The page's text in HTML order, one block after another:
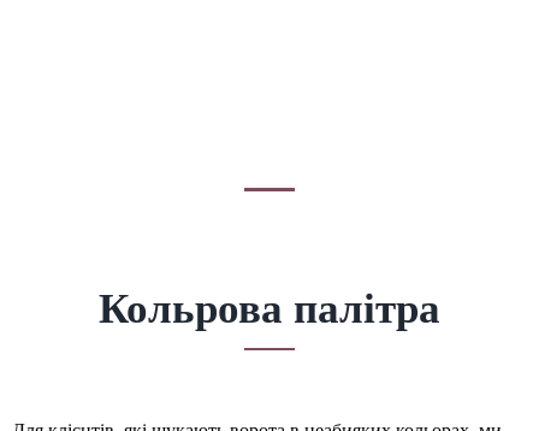
Кольрова палітра